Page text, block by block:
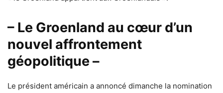
– Le Groenland au cœur d’un
nouvel affrontement
géopolitique –
Le président américain a annoncé dimanche la nomination